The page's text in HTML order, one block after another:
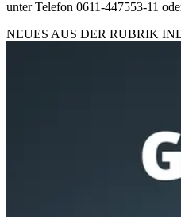
unter Telefon 0611-447553-11
NEUES AUS DER RUBRIK